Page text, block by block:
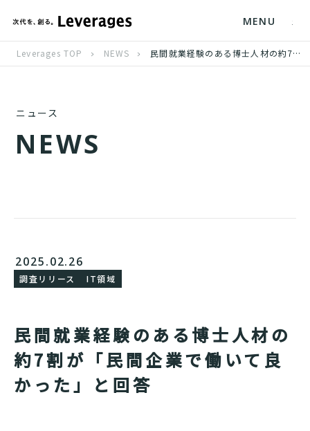
MENU
Leverages TOP NEWS 民間就業経験のある博士人材の約7割が「民間企業で働いて良かった」と回答
ニュース
NEWS
2025.02.26
調査リリース IT領域
民間就業経験のある博士人材の
約7割が「民間企業で働いて良
かった」と回答